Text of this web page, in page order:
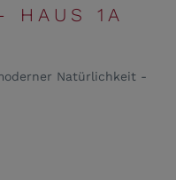
HAUS 1A